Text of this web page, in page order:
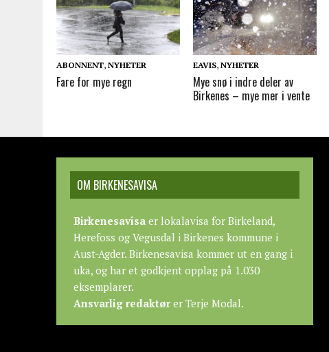
ABONNENT, NYHETER
Fare for mye regn
EAVIS,NYHETER
Mye snø i indre deler av
Birkenes – mye mer i vente
OM BIRKENESAVISA
Birkenesavisa er lokalavisa for Birkeland,
Herefoss og Vegusdal i Birkenes kommune i
Aust-Agder. Birkenesavisa kommer ut en gang i
uka, og har et godkjent opplag på 1.030
eksemplarer.
Ansvarlig redaktører Terje Modal.